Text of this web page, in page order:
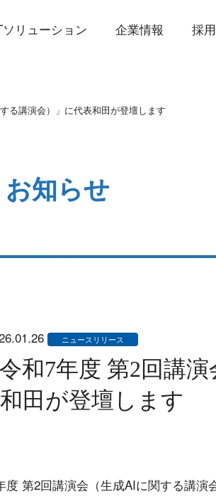
ソリューション 企業情報 採
る講演会）」に代表和田が登壇します
お知らせ
ニュースリリース
和7年度 第2回講
田が登壇します
第2回講演会（生成AIに関する講